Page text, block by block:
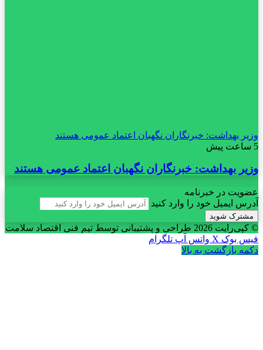
وزیر بهداشت: خبرنگاران نگهبان اعتماد عمومی هستند
5 ساعت پیش
وزیر بهداشت: خبرنگاران نگهبان اعتماد عمومی هستند
عضویت در خبرنامه
آدرس ایمیل خود را وارد کنید
© کپی‌رایت 2026
طراحی و پشتیبانی توسط تیم فنی اقتصاد سلامت
فیس بوک X واتس آپ تلگرام
دکمه بازگشت به بالا